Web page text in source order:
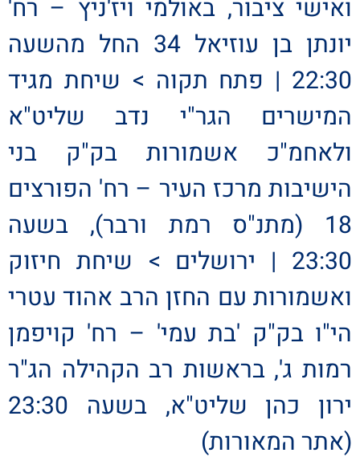
ואישי ציבור, באולמי ויז'ניץ – רח'
יונתן בן עוזיאל 34 החל מהשעה
22:30 | פתח תקוה > שיחת מגיד
המישרים הגר"י נדב שליט"א
ולאחמ"כ אשמורות בק"ק בני
הישיבות מרכז העיר – רח' הפורצים
18 (מתנ"ס רמת ורבר), בשעה
23:30 | ירושלים > שיחת חיזוק
ואשמורות עם החזן הרב אהוד עטרי
הי"ו בק"ק 'בת עמי' – רח' קויפמן
רמות ג', בראשות רב הקהילה הג"ר
ירון כהן שליט"א, בשעה 23:30
(אתר המאורות)